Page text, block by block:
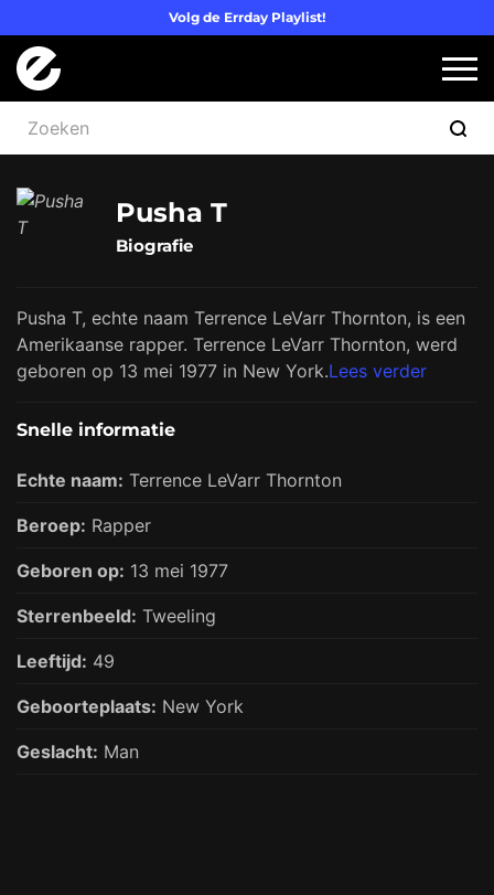
Volg de Errday Playlist!
Pusha T
Biografie
Pusha T, echte naam Terrence LeVarr Thornton, is een
Amerikaanse rapper. Terrence LeVarr Thornton, werd
geboren op 13 mei 1977 in New York.Lees verder
Snelle informatie
Echte naam: Terrence LeVarr Thornton
Beroep: Rapper
Geboren op: 13 mei 1977
Sterrenbeeld: Tweeling
Leeftijd: 49
Geboorteplaats: New York
Geslacht: Man